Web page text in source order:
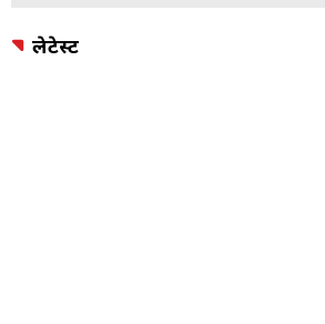
लेटेस्ट